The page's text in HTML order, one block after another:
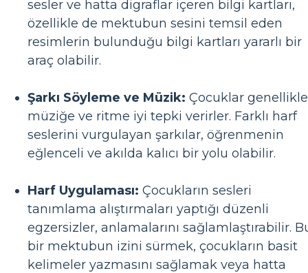
sesler ve hatta digraflar içeren bilgi kartları,
özellikle de mektubun sesini temsil eden
resimlerin bulunduğu bilgi kartları yararlı bir
araç olabilir.
Şarkı Söyleme ve Müzik: Çocuklar genellikle
müziğe ve ritme iyi tepki verirler. Farklı harf
seslerini vurgulayan şarkılar, öğrenmenin
eğlenceli ve akılda kalıcı bir yolu olabilir.
Harf Uygulaması: Çocukların sesleri
tanımlama alıştırmaları yaptığı düzenli
egzersizler, anlamalarını sağlamlaştırabilir.
bir mektubun izini sürmek, çocukların basit
kelimeler yazmasını sağlamak veya hatta